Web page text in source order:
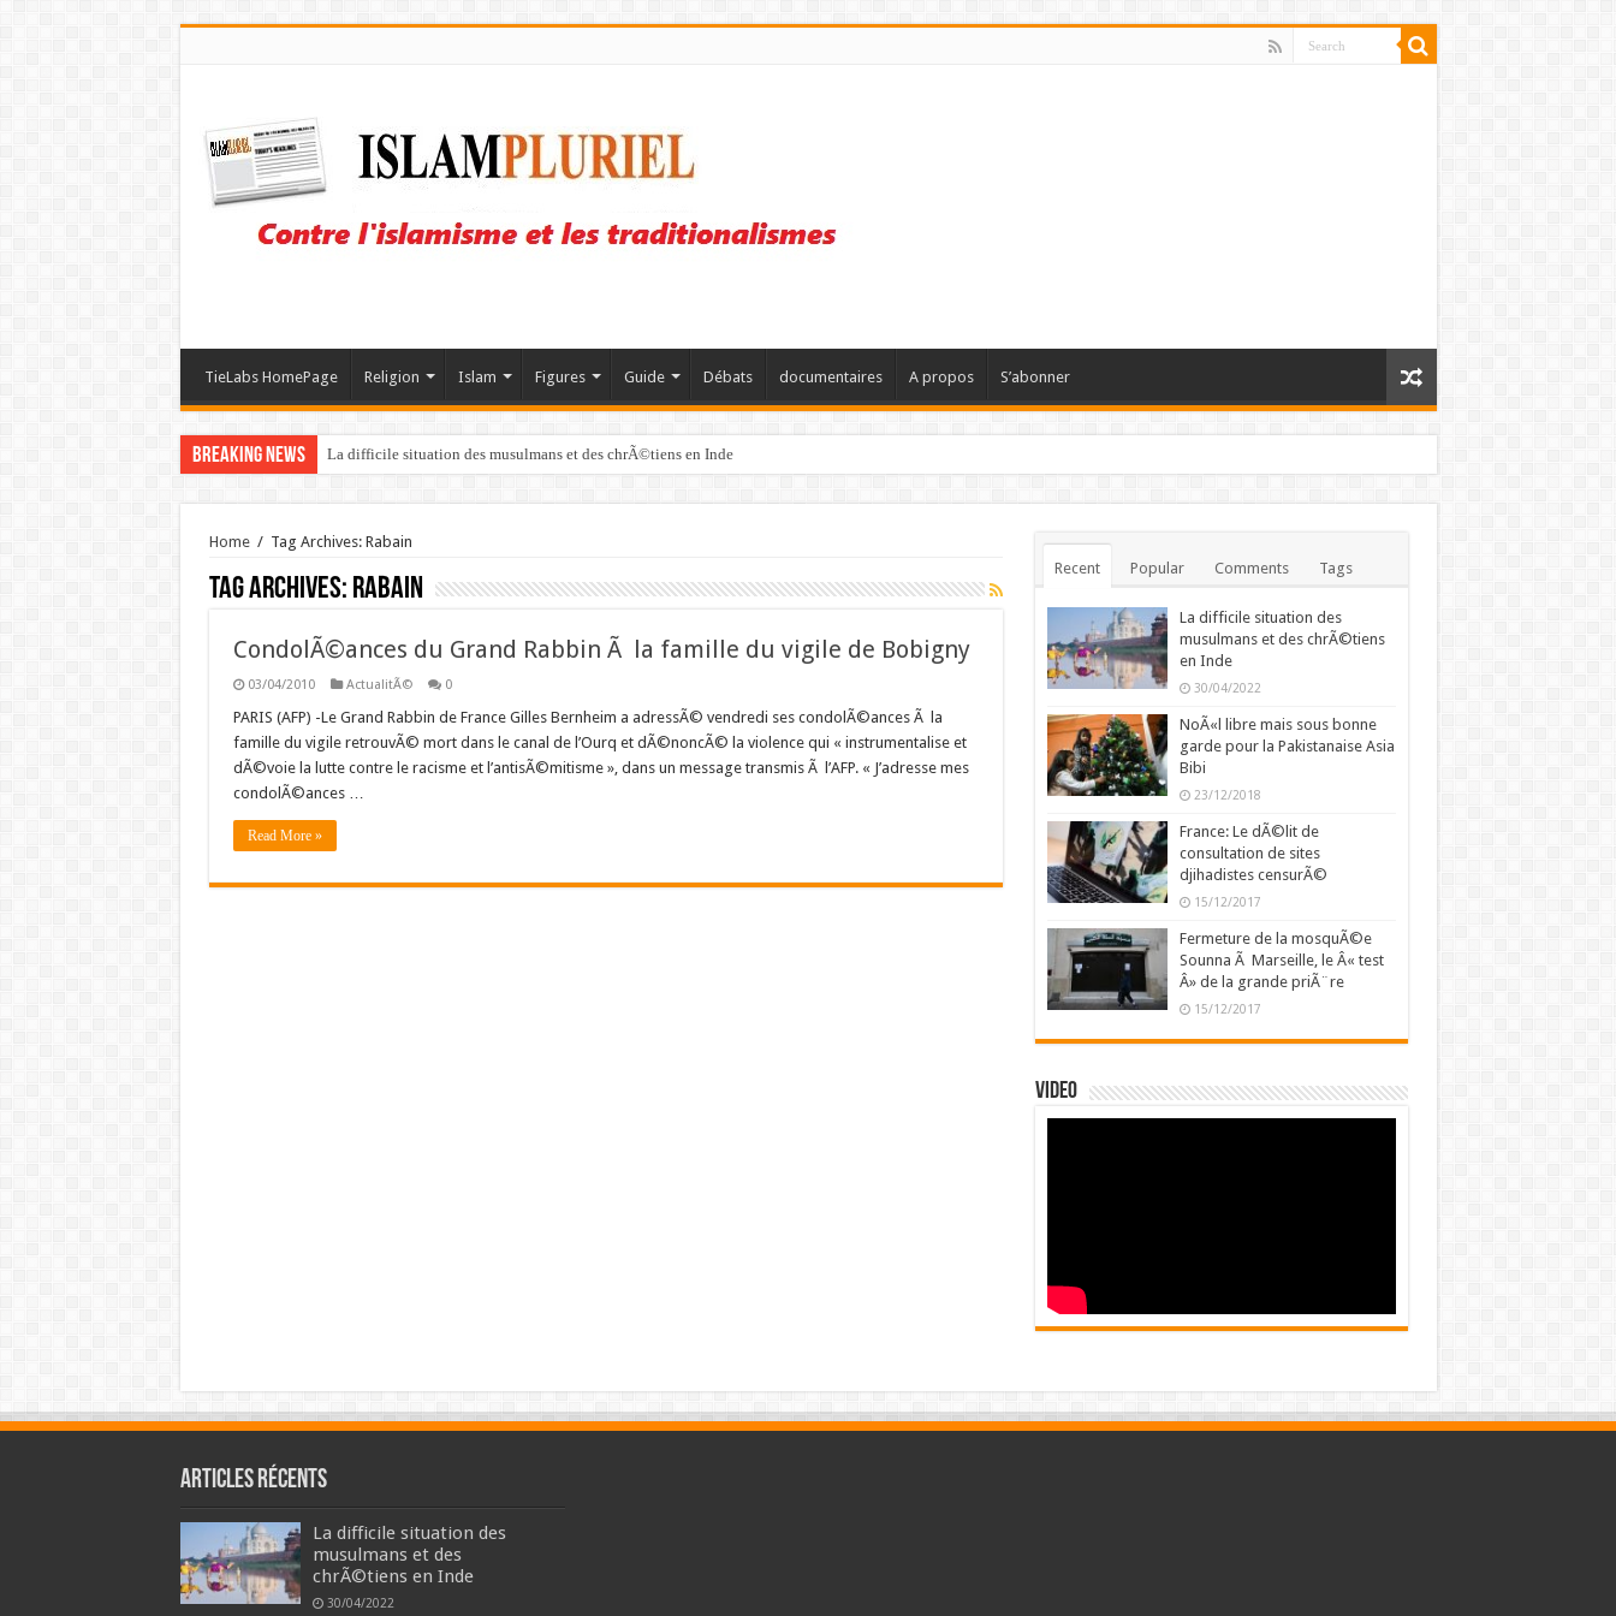
TieLabs HomePage Religion Islam Figures Guide Débats documentaires A propos S’abonner
Breaking News La difficile situation des musulmans et des chrÃ©tiens en Inde
Home / Tag Archives: Rabain
Tag Archives: Rabain
CondolÃ©ances du Grand Rabbin Ã la famille du vigile de Bobigny
03/04/2010 ActualitÃ© 0
PARIS (AFP) -Le Grand Rabbin de France Gilles Bernheim a adressÃ© vendredi ses condolÃ©ances Ã la
famille du vigile retrouvÃ© mort dans le canal de l’Ourq et dÃ©noncÃ© la violence qui « instrumentalise et
dÃ©voie la lutte contre le racisme et l’antisÃ©mitisme », dans un message transmis Ã l’AFP. « J’adresse mes
condolÃ©ances …
Read More »
Recent Popular Comments Tags
La difficile situation des
musulmans et des chrÃ©tiens
en Inde
30/04/2022
NoÃ«l libre mais sous bonne
garde pour la Pakistanaise Asia
Bibi
23/12/2018
France: Le dÃ©lit de
consultation de sites
djihadistes censurÃ©
15/12/2017
Fermeture de la mosquÃ©e
Sounna Ã Marseille, le Â« test
Â» de la grande priÃ¨re
15/12/2017
Video
Articles récents
La difficile situation des
musulmans et des
chrÃ©tiens en Inde
30/04/2022